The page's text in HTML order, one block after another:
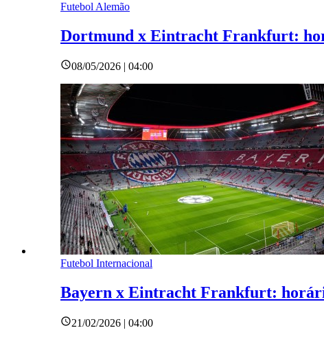
Futebol Alemão
Dortmund x Eintracht Frankfurt:
08/05/2026 | 04:00
Futebol Internacional
Bayern x Eintracht Frankfurt:
21/02/2026 | 04:00